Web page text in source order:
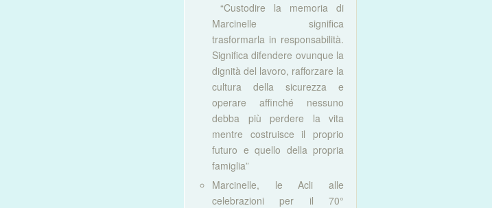
“Custodire la memoria di
Marcinelle significa
trasformarla in responsabilità.
Significa difendere ovunque la
dignità del lavoro, rafforzare la
cultura della sicurezza e
operare affinché nessuno
debba più perdere la vita
mentre costruisce il proprio
futuro e quello della propria
famiglia”
Marcinelle, le Acli alle
celebrazioni per il 70°